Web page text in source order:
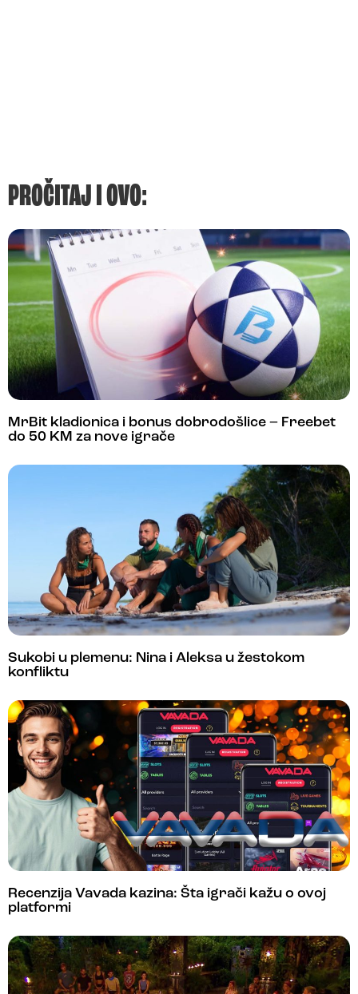
PROČITAJ I OVO:
MrBit kladionica i bonus dobrodošlice – Freebet
do 50 KM za nove igrače
Sukobi u plemenu: Nina i Aleksa u žestokom
konfliktu
Recenzija Vavada kazina: Šta igrači kažu o ovoj
platformi